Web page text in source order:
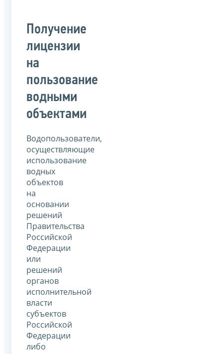
Получение
лицензии
на
пользование
водными
объектами
Водопользователи,
осуществляющие
использование
водных
объектов
на
основании
решений
Правительства
Российской
Федерации
или
решений
органов
исполнительной
власти
субъектов
Российской
Федерации
либо